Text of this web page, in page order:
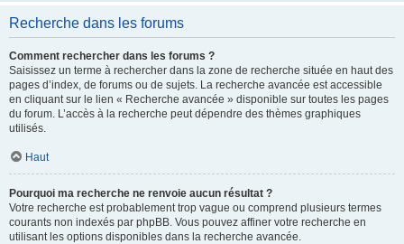
Recherche dans les forums
Comment rechercher dans les forums ?
Saisissez un terme à rechercher dans la zone de recherche située en haut des
pages d’index, de forums ou de sujets. La recherche avancée est accessible
en cliquant sur le lien « Recherche avancée » disponible sur toutes les pages
du forum. L’accès à la recherche peut dépendre des thèmes graphiques
utilisés.
Haut
Pourquoi ma recherche ne renvoie aucun résultat ?
Votre recherche est probablement trop vague ou comprend plusieurs termes
courants non indexés par phpBB. Vous pouvez affiner votre recherche en
utilisant les options disponibles dans la recherche avancée.